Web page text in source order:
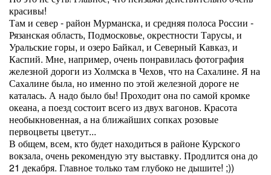
красивы!
Там и север - район Мурманска, и средняя полоса России -
Рязанская область, Подмосковье, окрестности Тарусы, и
Уральские горы, и озеро Байкал, и Северный Кавказ, и
Каспий. Мне, например, очень понравилась фотография
железной дороги из Холмска в Чехов, что на Сахалине. Я на
Сахалине была, но именно по этой железной дороге не
каталась. А надо было бы! Проходит она по самой кромке
океана, а поезд состоит всего из двух вагонов. Красота
необыкновенная, а на ближайших сопках розовые
первоцветы цветут...
В общем, всем, кто будет находиться в районе Курского
вокзала, очень рекомендую эту выставку. Продлится она до
21 декабря. Главное только там глубоко не дышите! ;))